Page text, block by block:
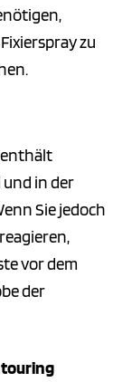
zu
enthält
in der
Sie jedoch
vor dem
der